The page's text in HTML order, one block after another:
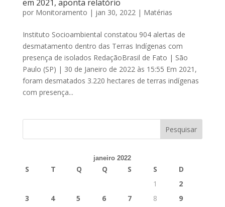
em 2021, aponta relatório
por Monitoramento | jan 30, 2022| Matérias
Instituto Socioambiental constatou 904 alertas de
desmatamento dentro das Terras Indígenas com
presença de isolados RedaçãoBrasil de Fato | São
Paulo (SP) | 30 de Janeiro de 2022 às 15:55 Em 2021,
foram desmatados 3.220 hectares de terras indígenas
com presença...
janeiro 2022
S T Q Q S S
D
1
2
3
4 5 6 7 8
9